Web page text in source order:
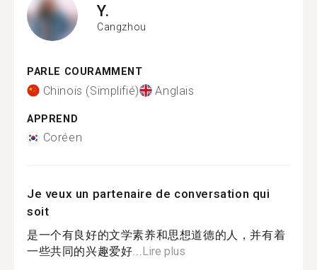
Y.
Cangzhou
PARLE COURAMMENT
Chinois (Simplifié) Anglais
APPREND
Coréen
Je veux un partenaire de conversation qui
soit
是一个有良好的文学素养和思想道德的人，并有着
一些共同的兴趣爱好...Lire plus